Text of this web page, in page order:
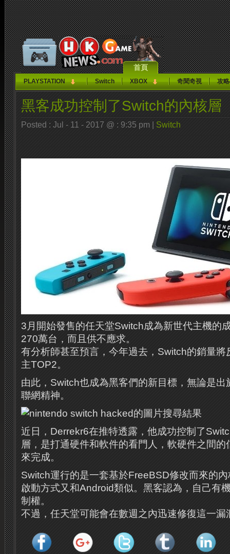
首頁
PLAYSTATION Switch XBOX 奇聞奇視 攻
黑客成功控制了Switch的內核層
Posted : Jul - 11 - 2017 @ : 9:35 pm | Switch
3月開始發售的任天堂Switch成為新世代主機的
270萬台，而且供不應求。
有分析師甚至預言，今年過去，Switch的銷量將
主TOP2。
由此，Switch也成為黑客們的新目標，無論是出
聯網精神。
近日，Derrekr6在推特透露，他成功控制了
層，是打通硬件和軟件的看門人，軟硬件之間
來完成。
Switch運行的是一套基於FreeBSD修改而來的
啟動方式又和Android類似。黑客認為，自己有
制權。
不過，任天堂可能會在數週之內迅速修復這一漏